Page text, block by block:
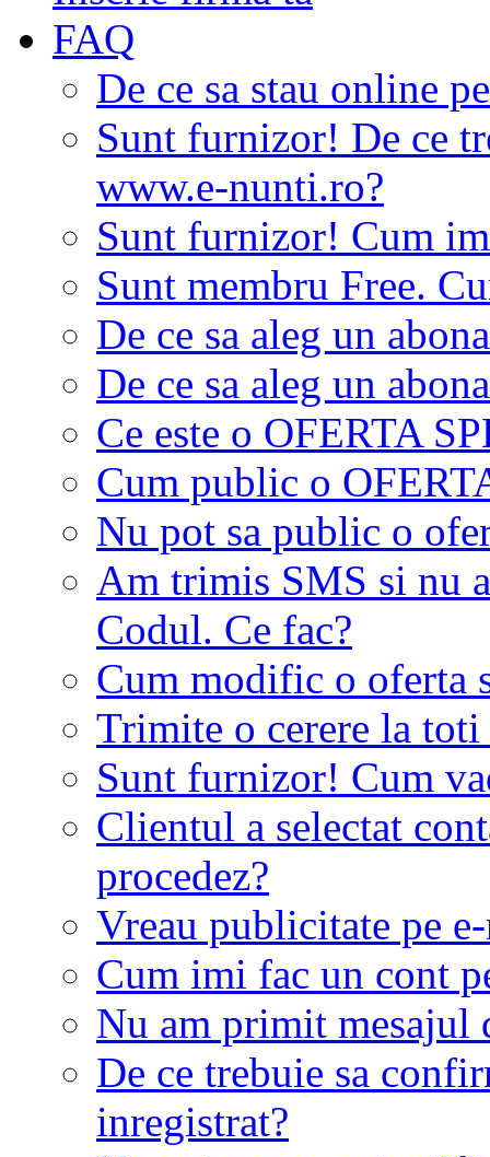
FAQ
De ce sa stau online
Sunt furnizor! De ce
www.e-nunti.ro?
Sunt furnizor! Cum
Sunt membru Free.
De ce sa aleg un
De ce sa aleg un
Ce este o OFERTA
Cum public o
Nu pot sa public o
Am trimis SMS si nu
Codul. Ce fac?
Cum modific o oferta
Trimite o cerere la
Sunt furnizor! Cum
Clientul a selectat
procedez?
Vreau publicitate pe
Cum imi fac un cont
Nu am primit mesajul
De ce trebuie sa
inregistrat?